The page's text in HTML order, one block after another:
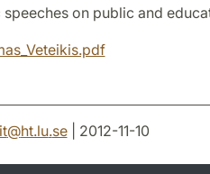
on public and
it@ht.lu.se| 2012-11-10